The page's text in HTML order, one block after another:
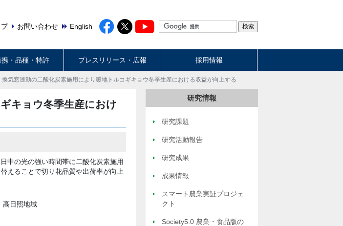
お問い合わせ English
携・品種・特許 プレスリリース・広報 採用情報
換気窓連動の二酸化炭素施用により暖地トルコギキョウ冬季生産における収益が向上する
キョウ冬季生産におけ
中の光の強い時間帯に二酸化炭素施用
えることで切り花品質や出荷率が向上
高日照地域
研究情報
研究課題
研究活動報告
研究成果
成果情報
スマート農業実証プロジェ
クト
Society5.0 農業・食品版の